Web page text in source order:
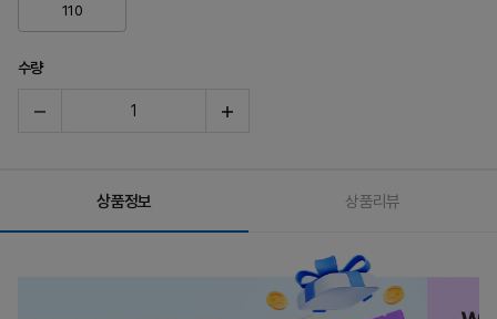
110
수량
상품정보 상품리뷰